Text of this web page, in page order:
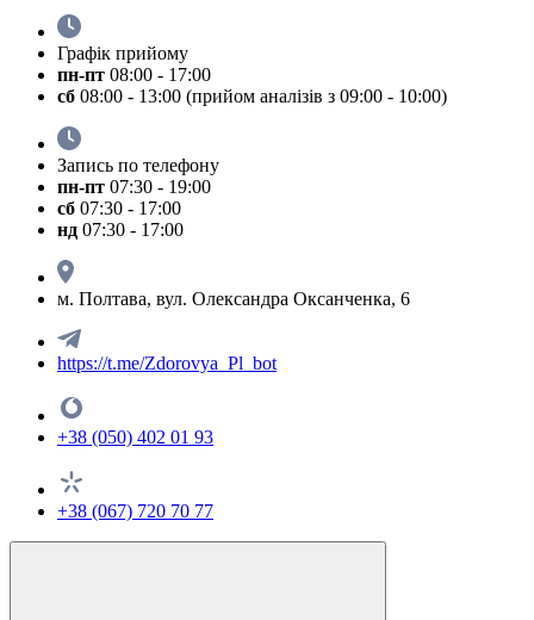
Графік прийому
пн-пт 08:00 - 17:00
сб 08:00 - 13:00 (прийом аналізів з 09:00 - 10:00)
Запись по телефону
пн-пт 07:30 - 19:00
сб 07:30 - 17:00
нд 07:30 - 17:00
м. Полтава, вул. Олександра Оксанченка, 6
https://t.me/Zdorovya_Pl_bot
+38 (050) 402 01 93
+38 (067) 720 70 77